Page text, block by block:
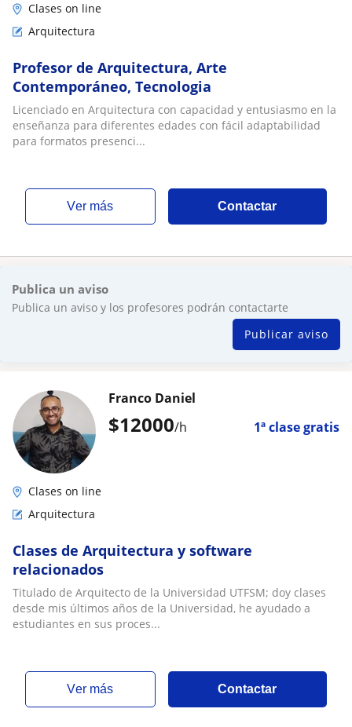
Clases on line
Arquitectura
Profesor de Arquitectura, Arte
Contemporáneo, Tecnologia
Licenciado en Arquitectura con capacidad y entusiasmo en la
enseñanza para diferentes edades con fácil adaptabilidad
para formatos presenci...
ver más Contactar
Publica un aviso
Publica un aviso y los profesores podrán contactarte
Publicar aviso
$12000/h 1ª clase gratis
Franco Daniel
Clases on line
Arquitectura
Clases de Arquitectura y software
relacionados
Titulado de Arquitecto de la Universidad UTFSM; doy clases
desde mis últimos años de la Universidad, he ayudado a
estudiantes en sus proces...
ver más Contactar